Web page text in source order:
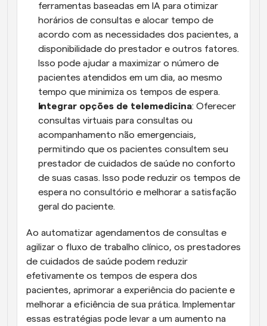
ferramentas baseadas em IA para otimizar
horários de consultas e alocar tempo de
acordo com as necessidades dos pacientes, a
disponibilidade do prestador e outros fatores.
Isso pode ajudar a maximizar o número de
pacientes atendidos em um dia, ao mesmo
tempo que minimiza os tempos de espera.
Integrar opções de telemedicina: Oferecer
consultas virtuais para consultas ou
acompanhamento não emergenciais,
permitindo que os pacientes consultem seu
prestador de cuidados de saúde no conforto
de suas casas. Isso pode reduzir os tempos de
espera no consultório e melhorar a satisfação
geral do paciente.
Ao automatizar agendamentos de consultas e
agilizar o fluxo de trabalho clínico, os prestadores
de cuidados de saúde podem reduzir
efetivamente os tempos de espera dos
pacientes, aprimorar a experiência do paciente e
melhorar a eficiência de sua prática. Implementar
essas estratégias pode levar a um aumento na